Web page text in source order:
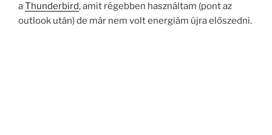
aThunderbird, amit régebben használtam (pont az
outlook után) de már nem volt energiám újra előszedni.